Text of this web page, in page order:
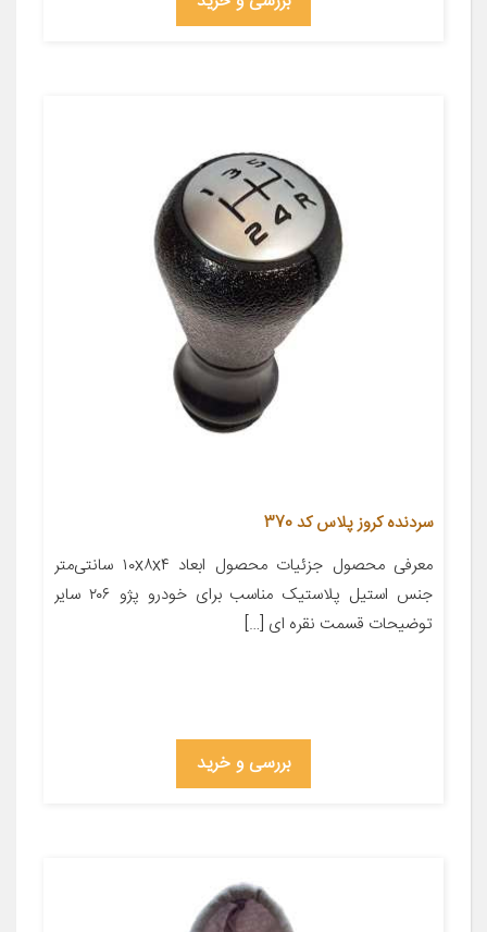
سردنده کروز پلاس کد 370
معرفی محصول جزئیات محصول ابعاد ۱۰x۸x۴ سانتی‌متر
جنس استیل پلاستیک مناسب برای خودرو پژو ۲۰۶ سایر
توضیحات قسمت نقره ای […]
بررسی و خرید